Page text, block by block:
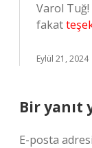
Varol Tuğ!
fakat
Eylül 21, 2024
Bir yanıt
E-posta